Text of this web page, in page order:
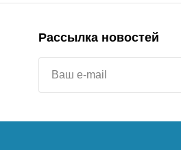
Рассылка новостей